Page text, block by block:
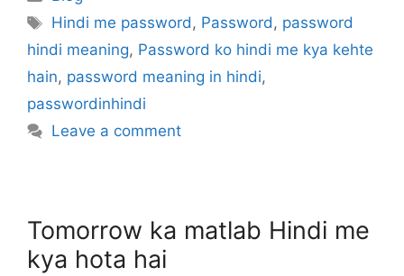
Tags
Hindi me password, Password, password
hindi meaning, Password ko hindi me kya kehte
hain, password meaning in hindi,
passwordinhindi
Leave a comment
Tomorrow ka matlab Hindi me
kya hota hai